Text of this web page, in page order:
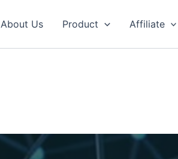
About Us Product Affiliate